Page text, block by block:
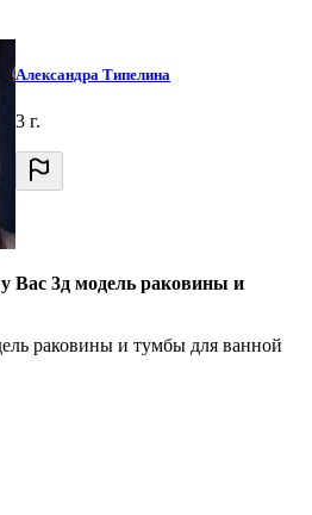
Александра Типелина
3 г.
Вас 3д модель раковины и
раковины и тумбы для ванной